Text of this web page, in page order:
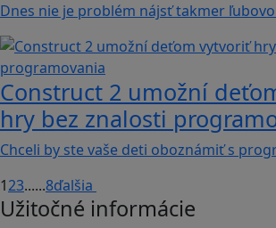
Dnes nie je problém nájsť takmer
Construct 2 umožní
hry bez znalosti
Chceli by ste vaše deti oboznámiť s
123......8ďalšia
Užitočné informácie